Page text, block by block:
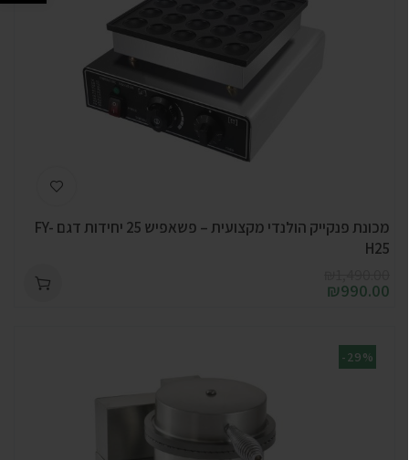
מכונת פנקייק הולנדי מקצועית – פשאפיש 25 יחידות דגם FY-
H25
₪990.00
-29%